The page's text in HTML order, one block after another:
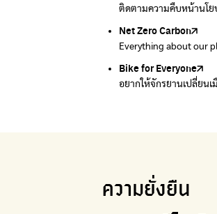
ติดตามความคืบหน้านโย
Net Zero Carbon
Everything about our
Bike for Everyone
อยากให้จักรยานเปลี่ยนเ
รับซื้อขยะถึงบ้าน
Green map
แผนที่เกี่ยวกับการแยกข
ความยั่งยืน